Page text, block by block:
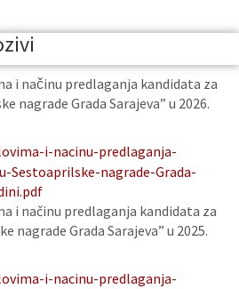
i načinu predlaganja kandidata za
nagrade Grada Sarajeva” u 2026.
i-nacinu-predlaganja-
Sestoaprilske-nagrade-Grada-
i načinu predlaganja kandidata za
nagrade Grada Sarajeva” u 2025.
i-nacinu-predlaganja-